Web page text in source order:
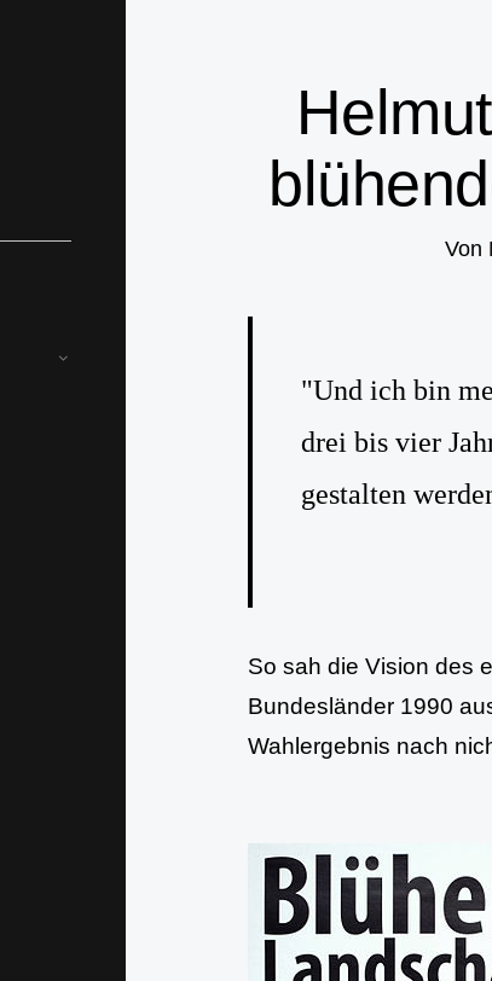
Von
"Und ich bin
drei bis vier
gestalten
So sah die Vision des
Bundesländer 1990
Wahlergebnis nach